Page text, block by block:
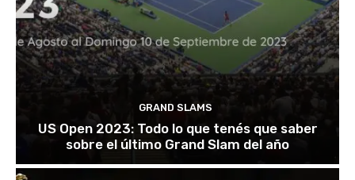
GRAND SLAMS
US Open 2023: Todo lo que tenés que saber
sobre el último Grand Slam del año